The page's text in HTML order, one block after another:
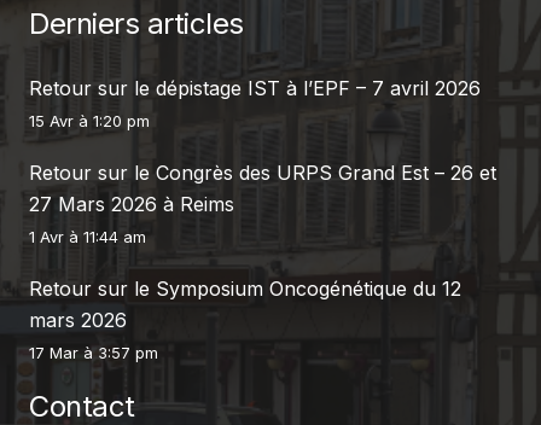
Derniers articles
Retour sur le dépistage IST à l’EPF – 7 avril 2026
15 Avr à 1:20 pm
Retour sur le Congrès des URPS Grand Est – 26 et
27 Mars 2026 à Reims
1 Avr à 11:44 am
Retour sur le Symposium Oncogénétique du 12
mars 2026
17 Mar à 3:57 pm
Contact